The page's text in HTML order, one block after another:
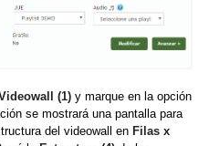
(1) y marque en la opción
se mostrará una pantalla para
del videowall en Filas x